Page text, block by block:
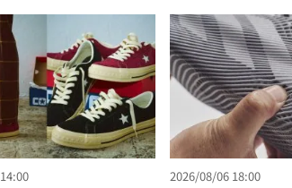
2026/08/06 18:00